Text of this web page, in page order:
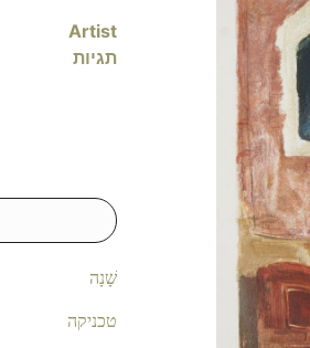
Artist
תגיות
שָׁנָה
טכניקה